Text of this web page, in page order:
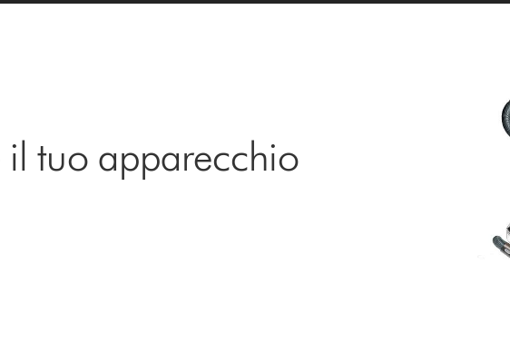
il tuo apparecchio